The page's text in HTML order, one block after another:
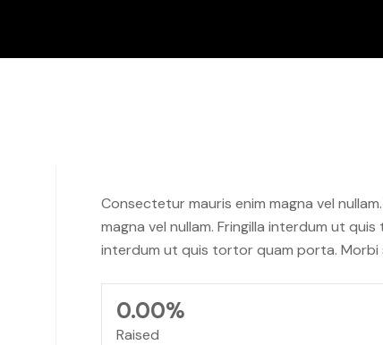
Consectetur mauris enim magna vel
magna vel nullam. Fringilla interdum ut
interdum ut quis tortor quam porta.
0.00%
Raised